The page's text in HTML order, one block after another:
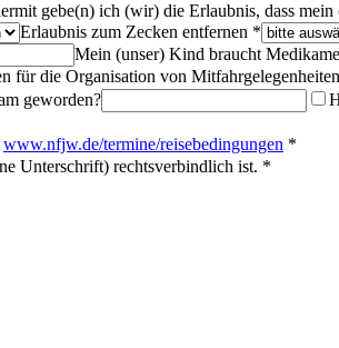
gebe(n) ich (wir) die Erlaubnis, dass
Erlaubnis zum Zecken entfernen *
Mein (unser) Kind braucht
für die Organisation von
geworden?
www.nfjw.de/termine/reisebedingungen *
Unterschrift) rechtsverbindlich ist. *